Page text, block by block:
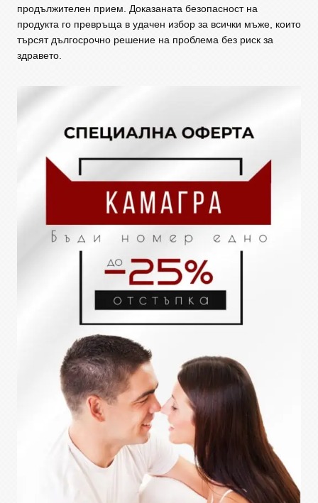
продължителен прием. Доказаната безопасност на
продукта го превръща в удачен избор за всички мъже, които
търсят дългосрочно решение на проблема без риск за
здравето.